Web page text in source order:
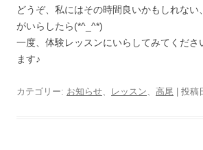
どうぞ、私にはその時間良いかもしれない
がいらしたら(*^_^*)
一度、体験レッスンにいらしてみてくださ
ます♪
カテゴリー: お知らせ、 レッスン、 高尾 | 投稿